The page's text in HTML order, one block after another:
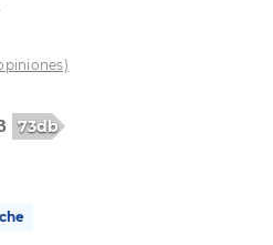
73db